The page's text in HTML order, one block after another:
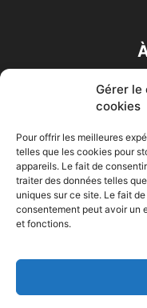
Gérer le
cookies
Pour offrir les meilleures
telles que les cookies pour
appareils. Le fait de
traiter des données telles
uniques sur ce site. Le fait
consentement peut avoir un
et fonctions.
Accueil Economie